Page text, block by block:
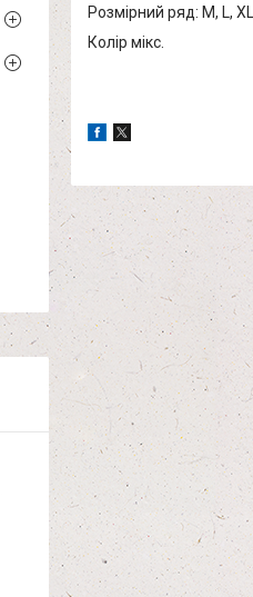
Розмірний ряд: M, L,
Колір мікс.